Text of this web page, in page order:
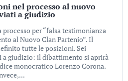
nel processo al nuovo
a giudizio
per “falsa testimonianza
al Nuovo Clan Partenio”. Il
tutte le posizioni. Sei
giudizio: il dibattimento si aprirà
monocratico Lorenzo Corona.